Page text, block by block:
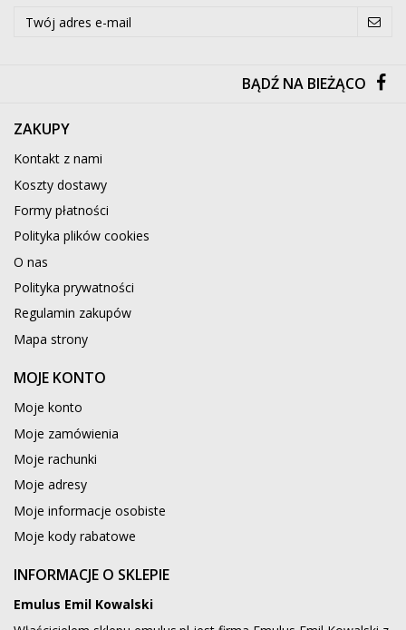
BĄDŹ NA BIEŻĄCO
ZAKUPY
Kontakt z nami
Koszty dostawy
Formy płatności
Polityka plików cookies
O nas
Polityka prywatności
Regulamin zakupów
Mapa strony
MOJE KONTO
Moje konto
Moje zamówienia
Moje rachunki
Moje adresy
Moje informacje osobiste
Moje kody rabatowe
INFORMACJE O SKLEPIE
Emulus Emil Kowalski